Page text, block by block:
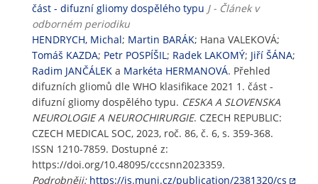
část - difuzní gliomy dospělého typu J - Článek v
odborném periodiku
HENDRYCH, Michal; Martin BARÁK; Hana VALEKOVÁ;
Tomáš KAZDA; Petr POSPÍŠIL ; Radek LAKOMÝ; Jiří ŠÁNA;
Radim JANČÁLEK a Markéta HERMANOVÁ. Přehled
difuzních gliomů dle WHO klasifikace 2021 1. část -
difuzní gliomy dospělého typu. CESKA A SLOVENSKA
NEUROLOGIE A NEUROCHIRURGIE. CZECH REPUBLIC:
CZECH MEDICAL SOC, 2023, roč. 86, č. 6, s. 359-368.
ISSN 1210-7859. Dostupné z:
https://doi.org/10.48095/cccsnn2023359.
Podrobněji: https://is.muni.cz/publication/2381320/cs